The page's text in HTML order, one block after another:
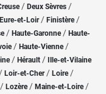
/ Deux Sèvres /
Eure-et-Loir / Finistère/
/ Haute-Garonne/ Haute-
/ Haute-Vienne/
/ Hérault / Ille-et-Vilaine
Loir-et-Cher/ Loire/
Lozère / Maine-et-Loire/